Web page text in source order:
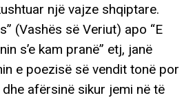
një vajze shqiptare.
(Vashës së Veriut) apo “E
s’e kam pranë” etj, janë
e poezisë së vendit tonë por
afërsinë sikur jemi në të